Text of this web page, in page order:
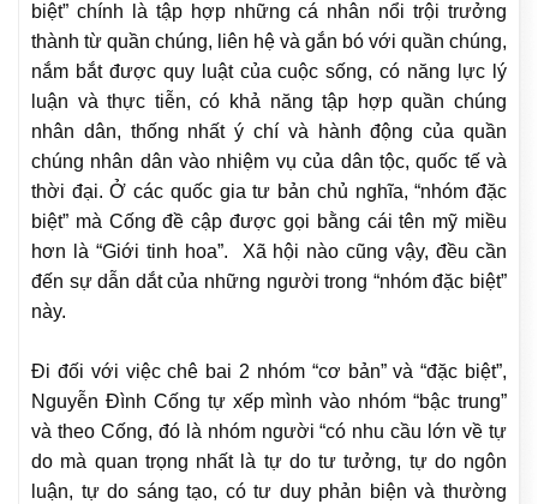
biệt” chính là tập hợp những cá nhân nổi trội trưởng
thành từ quần chúng, liên hệ và gắn bó với quần chúng,
nắm bắt được quy luật của cuộc sống, có năng lực lý
luận và thực tiễn, có khả năng tập hợp quần chúng
nhân dân, thống nhất ý chí và hành động của quần
chúng nhân dân vào nhiệm vụ của dân tộc, quốc tế và
thời đại. Ở các quốc gia tư bản chủ nghĩa, “nhóm đặc
biệt” mà Cống đề cập được gọi bằng cái tên mỹ miều
hơn là “Giới tinh hoa”. Xã hội nào cũng vậy, đều cần
đến sự dẫn dắt của những người trong “nhóm đặc biệt”
này.
Đi đối với việc chê bai 2 nhóm “cơ bản” và “đặc biệt”,
Nguyễn Đình Cống tự xếp mình vào nhóm “bậc trung”
và theo Cống, đólà nhóm người “có nhu cầu lớn về tự
do mà quan trọng nhất là tự do tư tưởng, tự do ngôn
luận, tự do sáng tạo, có tư duy phản biện và thường